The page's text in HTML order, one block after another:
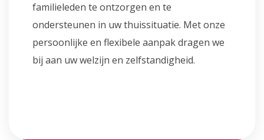
familieleden te ontzorgen en te
ondersteunen in uw thuissituatie. Met onze
persoonlijke en flexibele aanpak dragen we
bij aan uw welzijn en zelfstandigheid.